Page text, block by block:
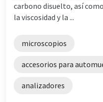
carbono disuelto, así
la viscosidad y la ...
microscopios
accesorios para
analizadores